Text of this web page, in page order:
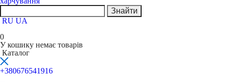
Знайти
RU UA
0
У кошику немає товарів
Каталог
+380676541916